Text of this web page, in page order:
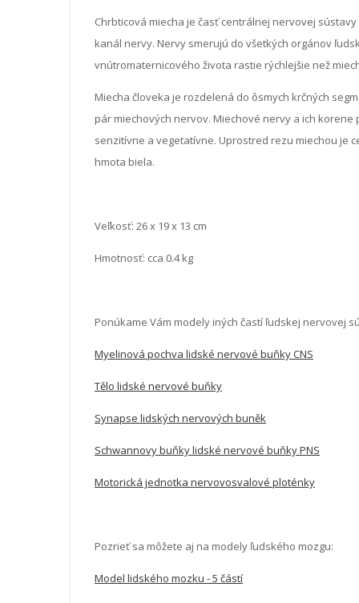
Chrbticová miecha je časť centrálnej nervovej
kanál nervy. Nervy smerujú do všetkých orgánov
vnútromaternicového života rastie rýchlejšie než
Miecha človeka je rozdelená do ôsmych krčných
pár miechových nervov. Miechové nervy a ich
senzitívne a vegetatívne. Uprostred rezu miechou je
hmota biela.
Veľkosť: 26 x 19 x 13 cm
Hmotnosť: cca 0.4 kg
Ponúkame Vám modely iných častí ľudskej nervovej
Myelinová pochva lidské nervové buňky CNS
Tělo lidské nervové buňky
Synapse lidských nervových buněk
Schwannovy buňky lidské nervové buňky PNS
Motorická jednotka nervovosvalové ploténky
Pozrieť sa môžete aj na modely ľudského mozgu:
Model lidského mozku - 5 částí